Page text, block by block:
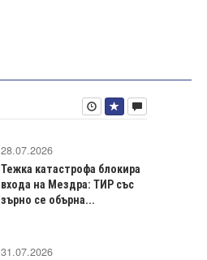
28.07.2026
Тежка катастрофа блокира
входа на Мездра: ТИР със
зърно се обърна...
31.07.2026